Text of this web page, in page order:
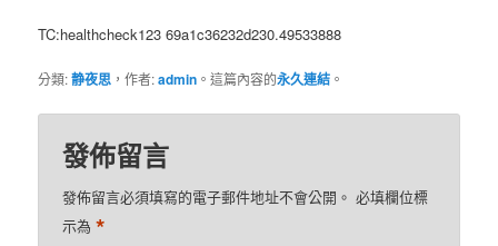
TC:healthcheck123 69a1c36232d230.49533888
分類:静夜思 ，作者:admin 。這篇內容的永久連結 。
發佈留言
發佈留言必須填寫的電子郵件地址不會公開。 必填欄位標
示為*